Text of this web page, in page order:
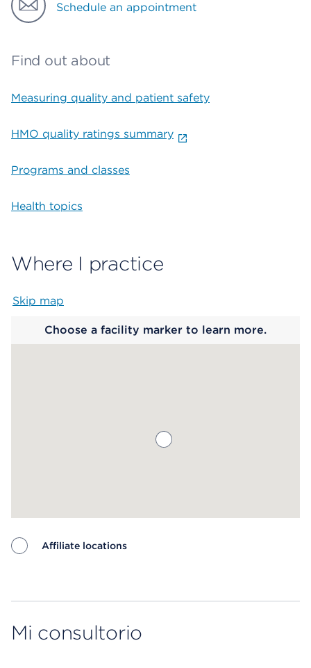
Schedule an appointment
Find out about
Measuring quality and patient safety
HMO quality ratings summary
Programs and classes
Health topics
Where I practice
Skip map
Choose a facility marker to learn more.
Affiliate locations
Mi consultorio